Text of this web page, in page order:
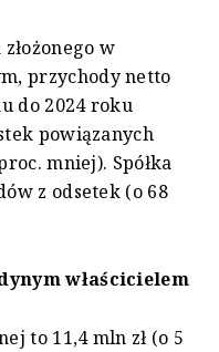
w
przychody netto
do 2024 roku
powiązanych
mniej). Spółka
z odsetek (o 68
właścicielem
to 11,4 mln zł (o 5